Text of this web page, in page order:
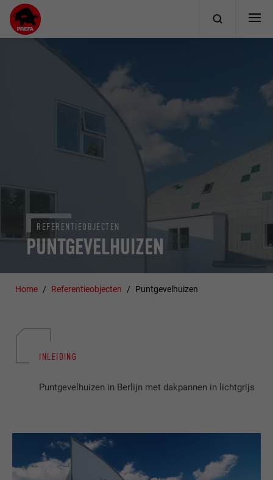
PUNTGEVELHUIZEN
REFERENTIEOBJECTEN
Home Referentieobjecten Puntgevelhuizen
INLEIDING
Puntgevelhuizen in Berlijn met dakpannen in lichtgrijs